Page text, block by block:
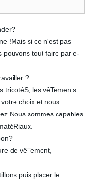
!Mais si ce n'est pas
pouvons tout faire par e-
?
tricotéS, les vêTements
choix et nous
sommes capables
de vêTement,
puis placer le